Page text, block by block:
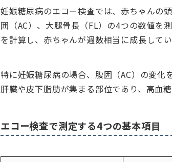
妊娠糖尿病のエコー検査では、赤ちゃんの
囲（AC）、大腿骨長（FL）の4つの数値を
を計算し、赤ちゃんが週数相当に成長してい
特に妊娠糖尿病の場合、腹囲（AC）の変
肝臓や皮下脂肪が集まる部位であり、高血
エコー検査で測定する4つの基本項目